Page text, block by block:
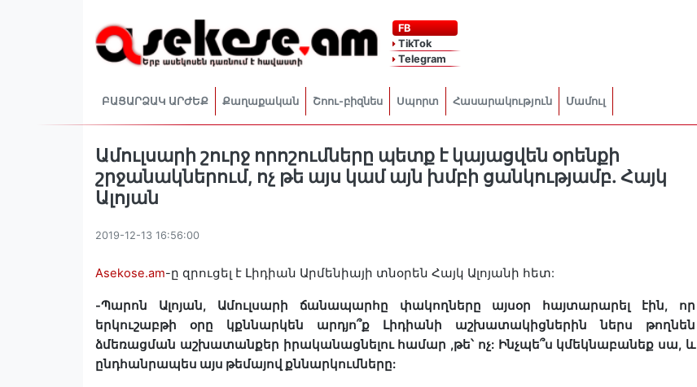
FB
TikTok
Telegram
ԲԱՑԱՐՁԱԿ ԱՐԺԵՔ Քաղաքական Շոու-բիզնես Սպորտ Հասարակություն Մամուլ
Ամուլսարի շուրջ որոշումները պետք է կայացվեն օրենքի
շրջանակներում, ոչ թե այս կամ այն խմբի ցանկությամբ. Հայկ
Ալոյան
2019-12-13 16:56:00
Asekose.am-ը զրուցել է Լիդիան Արմենիայի տնօրեն Հայկ Ալոյանի հետ:
-Պարոն Ալոյան, Ամուլսարի ճանապարհը փակողները այսօր հայտարարել էին, որ
երկուշաբթի
օրը կքննարկեն արդյո՞ք Լիդիանի աշխատակիցներին ներս
թողնեն
ձմեռացման աշխատանքեր իրականացնելու համար ,թե՝ ոչ: Ինչպե՞ս կմեկնաբանեք սա, և
ընդհանրապես այս թեմայով քննարկումները: